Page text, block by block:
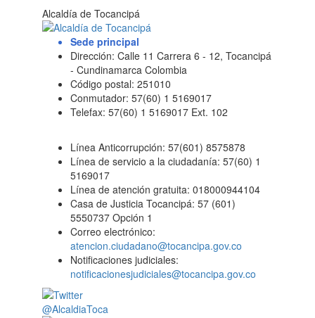
Alcaldía de Tocancipá
Sede principal
Dirección: Calle 11 Carrera 6 - 12, Tocancipá
- Cundinamarca Colombia
Código postal: 251010
Conmutador: 57(60) 1 5169017
Telefax: 57(60) 1 5169017 Ext. 102
Línea Anticorrupción: 57(601) 8575878
Línea de servicio a la ciudadanía: 57(60) 1
5169017
Línea de atención gratuita: 018000944104
Casa de Justicia Tocancipá: 57 (601)
5550737 Opción 1
Correo electrónico:
atencion.ciudadano@tocancipa.gov.co
Notificaciones judiciales:
notificacionesjudiciales@tocancipa.gov.co
@AlcaldiaToca